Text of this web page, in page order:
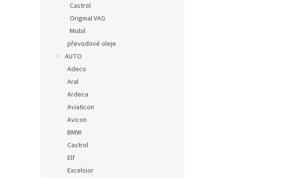
Castrol
Original VAG
Mobil
převodové oleje
AUTO
Adeco
Aral
Ardeca
Aviaticon
Avicon
BMW
Castrol
Elf
Excelsior